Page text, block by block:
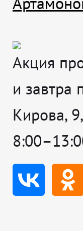
Акция
и завтра
Кирова,